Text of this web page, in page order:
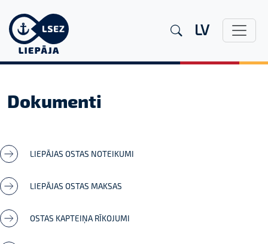
LV
Dokumenti
LIEPĀJAS OSTAS NOTEIKUMI
LIEPĀJAS OSTAS MAKSAS
OSTAS KAPTEIŅA RĪKOJUMI